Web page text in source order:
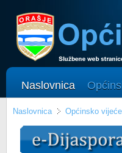
Naslovnica
Naslovnica Općinsko vijeće